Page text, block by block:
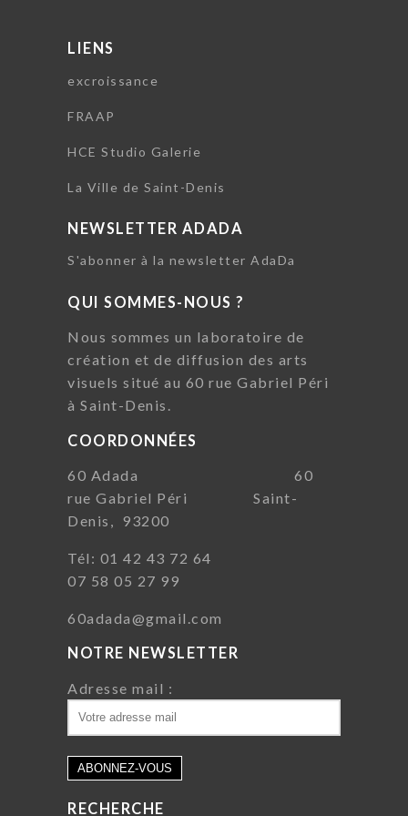
LIENS
excroissance
FRAAP
HCE Studio Galerie
La Ville de Saint-Denis
NEWSLETTER ADADA
S'abonner à la newsletter AdaDa
QUI SOMMES-NOUS ?
Nous sommes un laboratoire de
création et de diffusion des arts
visuels situé au 60 rue Gabriel Péri
à Saint-Denis.
COORDONNÉES
60 Adada 60
rue Gabriel Péri Saint-
Denis, 93200
Tél: 01 42 43 72 64
07 58 05 27 99
60adada@gmail.com
NOTRE NEWSLETTER
Adresse mail :
RECHERCHE